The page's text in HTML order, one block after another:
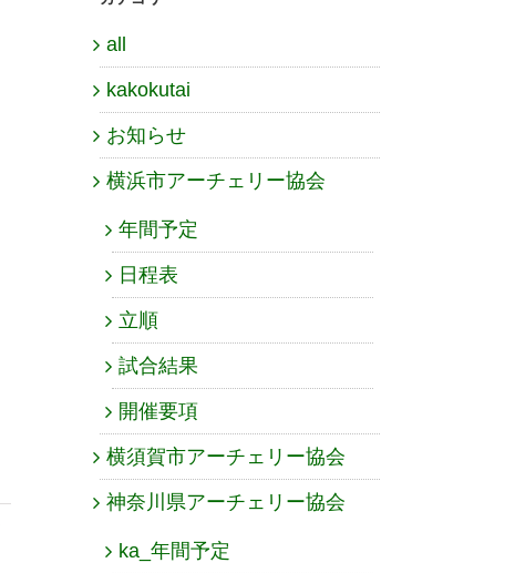
all
kakokutai
お知らせ
横浜市アーチェリー協会
年間予定
日程表
立順
試合結果
開催要項
横須賀市アーチェリー協会
神奈川県アーチェリー協会
ka_年間予定